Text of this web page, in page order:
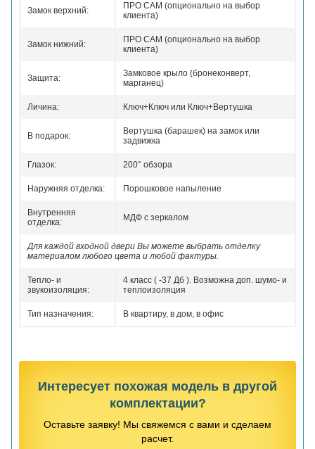
Замок верхний:
ПРО САМ (опционально на выбор
клиента)
Замок нижний:
ПРО САМ (опционально на выбор
клиента)
Защита:
Замковое крыло (бронеконверт,
марганец)
Личина: Ключ+Ключ или Ключ+Вертушка
В подарок:
Вертушка (барашек) на замок или
задвижка
Глазок: 200° обзора
Наружняя отделка: Порошковое напыление
Внутренняя
отделка:
МДФ с зеркалом
Для каждой входной двери Вы можете выбрать отделку
материалом любого цвета и любой фактуры.
Тепло- и
звукоизоляция:
4 класс ( -37 Дб ). Возможна доп. шумо- и
теплоизоляция
Тип назначения: В квартиру, в дом, в офис
Интересует похожая модель в другой
комплектации?
Оставьте заявку! Мы свяжемся с вами и сделаем
расчет.